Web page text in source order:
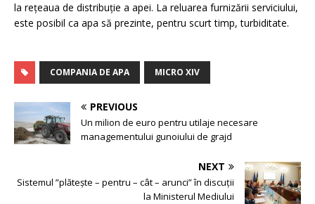
la rețeaua de distribuție a apei. La reluarea furnizării serviciului,
este posibil ca apa să prezinte, pentru scurt timp, turbiditate.
COMPANIA DE APA MICRO XIV
PREVIOUS
Un milion de euro pentru utilaje necesare
managementului gunoiului de grajd
NEXT
Sistemul ”plătește – pentru – cât – arunci” în discuții
la Ministerul Mediului